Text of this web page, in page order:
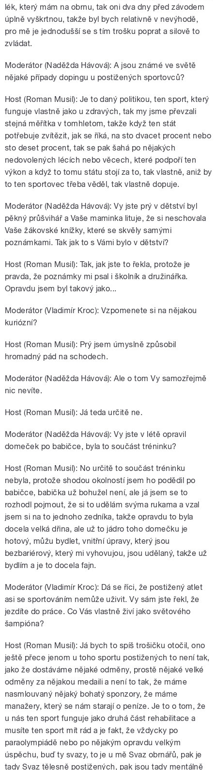
lék, který mám na obrnu, tak oni dva dny před závodem
úplně vyškrtnou, takže byl bych relativně v nevýhodě,
pro mě je jednodušší se s tím trošku poprat a silově to
zvládat.
Moderátor (Naděžda Hávová): A jsou známé ve světě
nějaké případy dopingu u postižených sportovců?
Host (Roman Musil): Je to daný politikou, ten sport, který
funguje vlastně jako u zdravých, tak my jsme převzali
stejná měřítka v tomhletom, takže když ten stát
potřebuje zvítězit, jak se říká, na sto dvacet procent nebo
sto deset procent, tak se pak šahá po nějakých
nedovolených lécích nebo věcech, které podpoří ten
výkon a když to tomu státu stojí za to, tak vlastně, aniž by
to ten sportovec třeba věděl, tak vlastně dopuje.
Moderátor (Naděžda Hávová): Vy jste prý v dětství byl
pěkný průšvihář a Vaše maminka lituje, že si neschovala
Vaše žákovské knížky, které se skvěly samými
poznámkami. Tak jak to s Vámi bylo v dětství?
Host (Roman Musil): Tak, jak jste to řekla, protože je
pravda, že poznámky mi psal i školník a družinářka.
Opravdu jsem byl takový jako...
Moderátor (Vladimír Kroc): Vzpomenete si na nějakou
kuriózní?
Host (Roman Musil): Prý jsem úmyslně způsobil
hromadný pád na schodech.
Moderátor (Naděžda Hávová): Ale o tom Vy samozřejmě
nic nevíte.
Host (Roman Musil): Já teda určitě ne.
Moderátor (Naděžda Hávová): Vy jste v létě opravil
domeček po babičce, byla to součást tréninku?
Host (Roman Musil): No určitě to součást tréninku
nebyla, protože shodou okolností jsem ho podědil po
babičce, babička už bohužel není, ale já jsem se to
rozhodl pojmout, že si to udělám svýma rukama a vzal
jsem si na to jednoho zedníka, takže opravdu to byla
docela velká dřina, ale už to jádro toho domečku je
hotový, můžu bydlet, vnitřní úpravy, který jsou
bezbariérový, který mi vyhovujou, jsou udělaný, takže už
bydlím a je to docela fajn.
Moderátor (Vladimír Kroc): Dá se říci, že postižený atlet
asi se sportováním nemůže uživit. Vy sám jste řekl, že
jezdíte do práce. Co Vás vlastně živí jako světového
šampióna?
Host (Roman Musil): Já bych to spíš trošičku otočil, ono
ještě přece jenom u toho sportu postižených to není tak,
jako že dostáváme nějaké odměny, prostě nějaké velké
odměny za nějakou medaili a není to tak, že máme
nasmlouvaný nějaký bohatý sponzory, že máme
manažery, který se nám starají o peníze. Je to o tom, že
u nás ten sport funguje jako druhá část rehabilitace a
musíte ten sport mít rád a je fakt, že vždycky po
paraolympiádě nebo po nějakým opravdu velkým
úspěchu, buď ty svazy, to je u mě Svaz obrnářů, pak je
tady Svaz tělesně postižených, pak jsou tady mentálně